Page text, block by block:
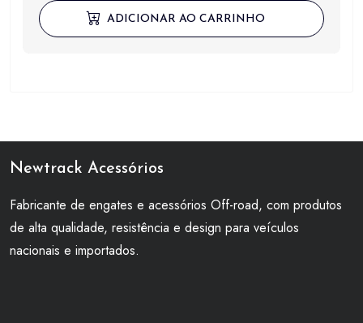
ADICIONAR AO CARRINHO
Newtrack Acessórios
Fabricante de engates e acessórios Off-road, com produtos
de alta qualidade, resistência e design para veículos
nacionais e importados.